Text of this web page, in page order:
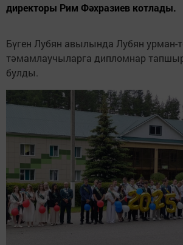
директоры Рим Фәхразиев котлады.
Бүген Лубян авылында Лубян урман-
тәмамлаучыларга дипломнар
булды.